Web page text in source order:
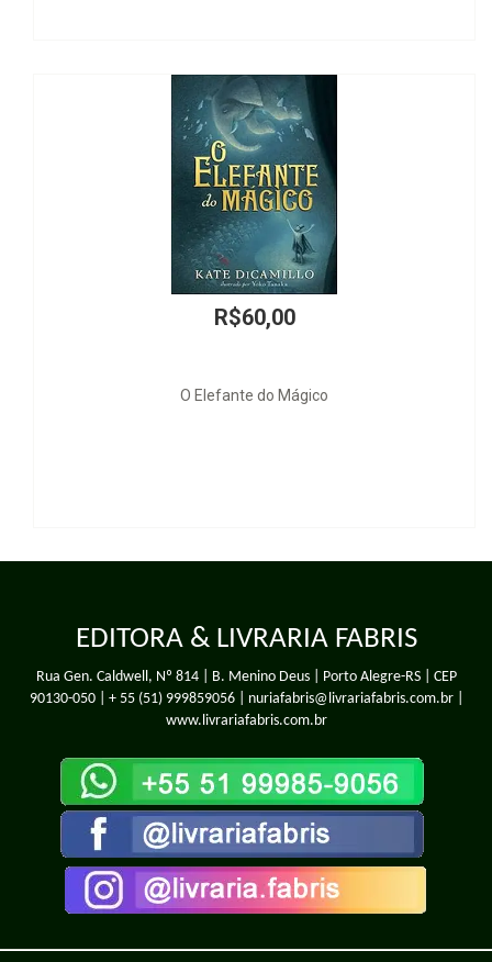
Psicologia Forense
EDITORA & LIVRARIA FABRIS
Rua Gen. Caldwell, Nº 814 | B. Menino Deus | Porto Alegre-RS | CEP
90130-050 | + 55 (51) 999859056| nuriafabris@livrariafabris.com.br |
www.livrariafabris.com.br